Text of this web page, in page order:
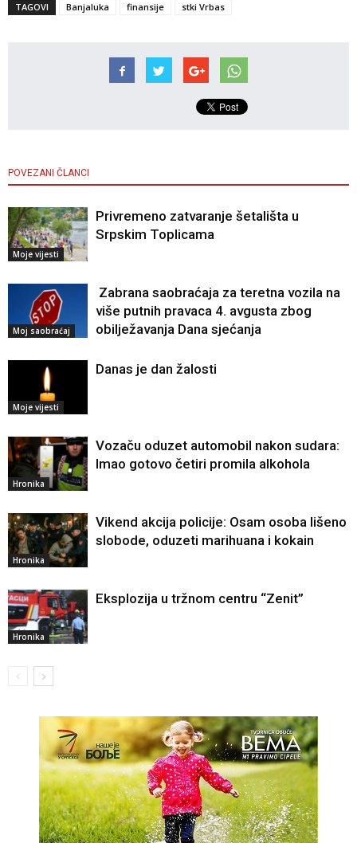
TAGOVI Banjaluka finansije stki Vrbas
POVEZANI ČLANCI
Moje vijesti
Privremeno zatvaranje šetališta u
Srpskim Toplicama
Moj saobraćaj
Zabrana saobraćaja za teretna vozila na
više putnih pravaca 4. avgusta zbog
obilježavanja Dana sjećanja
Moje vijesti
Danas je dan žalosti
Hronika
Vozaču oduzet automobil nakon sudara:
Imao gotovo četiri promila alkohola
Hronika
Vikend akcija policije: Osam osoba lišeno
slobode, oduzeti marihuana i kokain
Hronika
Eksplozija u tržnom centru “Zenit”